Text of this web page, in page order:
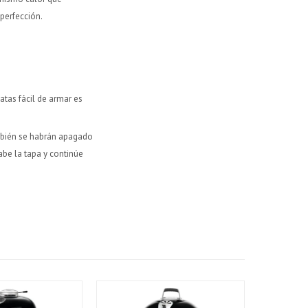
fácil de armar es
se habrán apagado
la tapa y continúe